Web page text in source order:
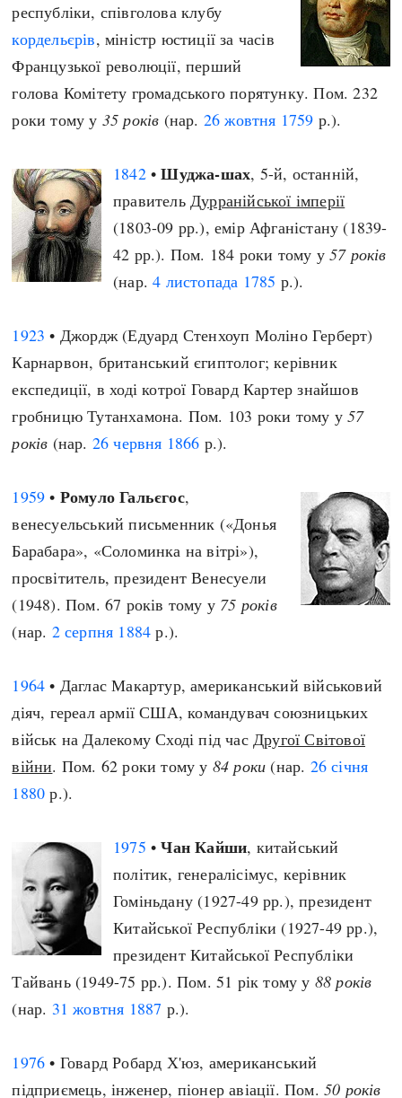
республіки, співголова клубу
кордельєрів, міністр юстиції за часів
Французької революції, перший
голова Комітету громадського порятунку. Пом. 232
роки тому у 35 років (нар. 26 жовтня 1759 р.).
1842•Шуджа-шах, 5-й, останній,
правительДурранійської імперії
(1803-09 рр.), емір Афганістану (1839-
42 рр.). Пом. 184 роки тому у57 років
(нар.4 листопада 1785 р.).
1923 • Джордж (Едуард Стенхоуп Моліно Герберт)
Карнарвон, британський єгиптолог; керівник
експедиції, в ході котрої Говард Картер знайшов
гробницю Тутанхамона. Пом. 103 роки тому у57
років (нар. 26 червня 1866 р.).
1959 • Ромуло Гальєгос,
венесуельський письменник («Донья
Барабара», «Соломинка на вітрі»),
просвітитель, президент Венесуели
(1948). Пом. 67 років тому у 75 років
(нар. 2 серпня 1884 р.).
1964 • Даглас Макартур, американський військовий
діяч, гереал армії США, командувач союзницьких
військ на Далекому Сході під часДругої Світової
війни. Пом. 62 роки тому у 84 роки (нар. 26 січня
1880 р.).
1975 •Чан Кайши, китайський
політик, генералісімус, керівник
Гоміньдану (1927-49 рр.), президент
Китайської Республіки (1927-49 рр.),
президент Китайської Республіки
Тайвань (1949-75 рр.). Пом. 51 рік тому у 88 років
(нар. 31 жовтня 1887 р.).
1976 • Говард Робард Х'юз, американський
підприємець, інженер, піонер авіації. Пом.50 років